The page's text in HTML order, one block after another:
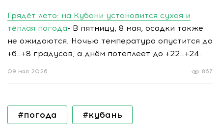
Грядёт лето: на Кубани установится сухая и
тёплая погода- В пятницу, 8 мая, осадки также
не ожидаются. Ночью температура опустится до
+6…+8 градусов, а днём потеплеет до +22…+24.
867
09 мая 2026
#погода #кубань